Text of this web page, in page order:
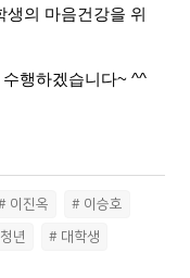
의 마음건강을 위
행하겠습니다~ ^^
이진옥 # 이승호
년 # 대학생